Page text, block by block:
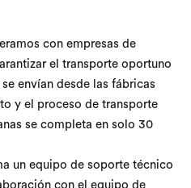
con empresas de
el transporte oportuno
envían desde las fábricas
y el proceso de transporte
se completa en solo 30
un equipo de soporte técnico